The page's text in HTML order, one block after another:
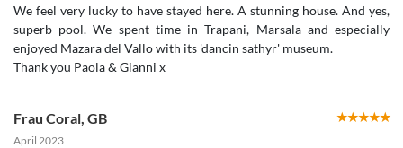
We feel very lucky to have stayed here. A stunning house. And yes,
superb pool. We spent time in Trapani, Marsala and especially
enjoyed Mazara del Vallo with its 'dancin sathyr' museum.
Thank you Paola & Gianni x
Frau Coral GB
April 2023